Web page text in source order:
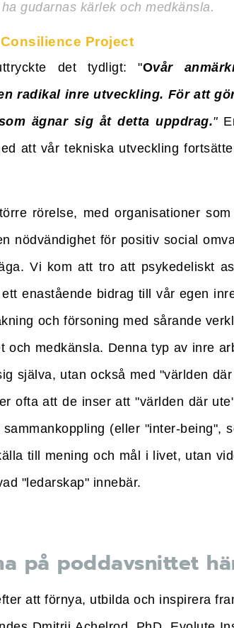
gudarnas kärlek och medkänsla.
Project
det tydligt: "Ovår
radikal inre utveckling. För att
ägnar sig åt detta uppdrag."
att vår tekniska utveckling
rörelse, med organisationer som
nödvändighet för positiv social
Vi kom att tro att psykedeliskt
enastående bidrag till vår egen
och försoning med sårande
och medkänsla. Denna typ av inre
själva, utan också med "världen
ofta att de inser att "världen där
(eller "inter-being",
till mening och mål i livet, utan
"ledarskap" innebär.
på poddavsnittet
att förnya, utbilda och inspirera